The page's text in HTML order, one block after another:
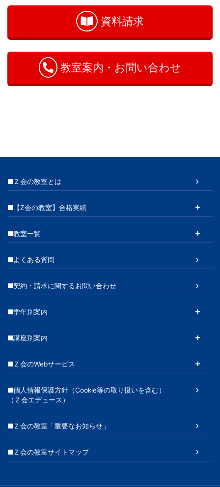
資料請求
教室案内・お問い合わせ
■Ｚ会の教室とは
■【Z会の教室】合格実績
■教室一覧
■よくある質問
■契約・請求に関するお問い合わせ
■学年別案内
■講座別案内
■Ｚ会のWebサービス
■個人情報保護方針（Cookie等の取り扱いを含む）
（Ｚ会エデュース）
■Ｚ会の教室「重要なお知らせ」
■Ｚ会の教室サイトマップ